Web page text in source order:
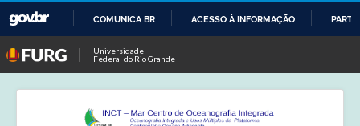
O
CONTEÚDO
COMUNICA BR ACESSO À INFORMAÇÃO
Universidade
Federal do Rio Grande